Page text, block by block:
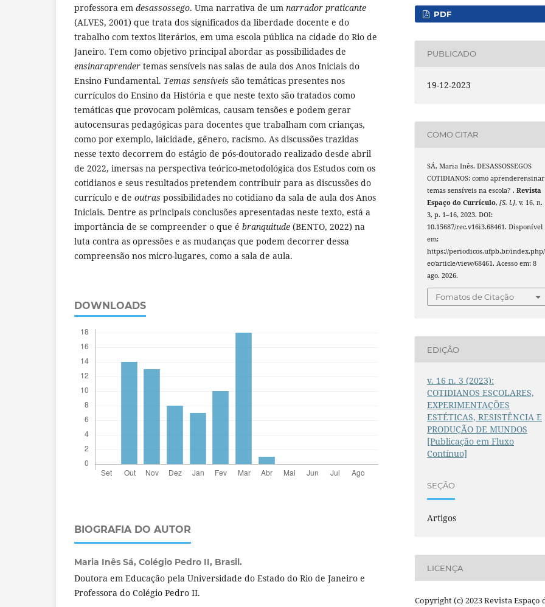
professora em desassossego. Uma narrativa de um narrador praticante
(ALVES, 2001) que trata dos significados da liberdade docente e do
trabalho com textos literários, em uma escola pública na cidade do Rio de
Janeiro. Tem como objetivo principal abordar as possibilidades de
ensinaraprender temas sensíveis nas salas de aula dos Anos Iniciais do
Ensino Fundamental. Temas sensíveis são temáticas presentes nos
currículos do Ensino da História e que neste texto são tratados como
temáticas que provocam polêmicas, causam tensões e podem gerar
autocensuras pedagógicas para docentes que trabalham com crianças,
como por exemplo, laicidade, gênero, racismo. As discussões trazidas
nesse texto decorrem do estágio de pós-doutorado realizado desde abril
de 2022, imersas na perspectiva teórico-metodológica dos Estudos com os
cotidianos e seus resultados pretendem contribuir para as discussões do
currículo e de outras possibilidades no cotidiano da sala de aula dos Anos
Iniciais. Dentre as principais conclusões apresentadas neste texto, está a
importância de se compreender o que é branquitude (BENTO, 2022) na
luta contra as opressões e as mudanças que podem decorrer dessa
compreensão nos micro-lugares, como a sala de aula.
DOWNLOADS
BIOGRAFIA DO AUTOR
Maria Inês Sá, Colégio Pedro II, Brasil.
Doutora em Educação pela Universidade do Estado do Rio de Janeiro e
Professora do Colégio Pedro II.
PDF
PUBLICADO
19-12-2023
COMO CITAR
SÁ, Maria Inês. DESASSOSSEGOS
COTIDIANOS: como aprenderensinar
temas sensíveis na escola? .Revista
Espaço do Currículo,[S. l.], v. 16, n.
3, p. 1–16, 2023. DOI:
10.15687/rec.v16i3.68461. Disponível
em:
https://periodicos.ufpb.br/
ec/article/view/68461. Acesso em: 8
ago. 2026.
Fomatos de Citação
EDIÇÃO
v. 16 n. 3 (2023):
COTIDIANOS ESCOLARES,
EXPERIMENTAÇÕES
ESTÉTICAS, RESISTÊNCIA E
PRODUÇÃO DE MUNDOS
[Publicação em Fluxo
Contínuo]
SEÇÃO
Artigos
LICENÇA
Copyright (c) 2023 Revista Espaço